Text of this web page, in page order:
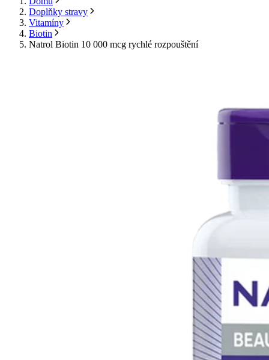
Doplňky stravy
Vitamíny
Biotin
Natrol Biotin 10 000 mcg rychlé rozpouštění